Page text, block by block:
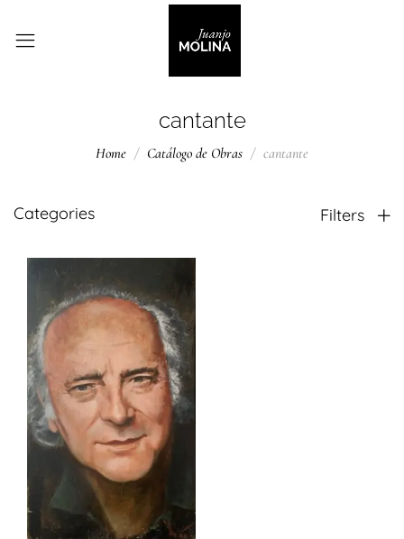
cantante
Home Catálogo de Obras cantante
Categories Filters